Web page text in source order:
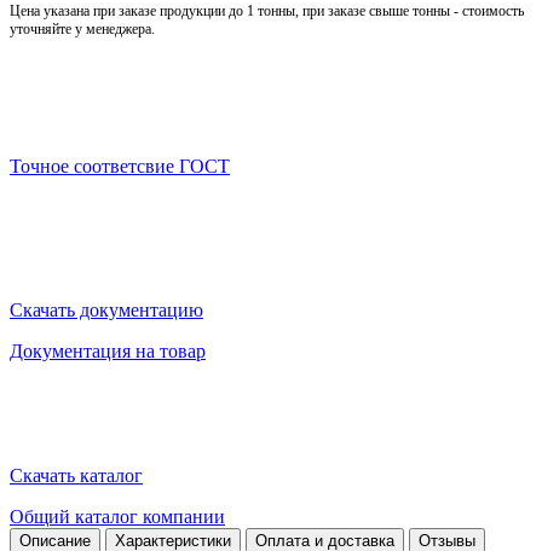
Цена указана при заказе продукции до 1 тонны, при заказе свыше тонны - стоимость
уточняйте у менеджера.
Точное соответсвие ГОСТ
Скачать документацию
Документация на товар
Скачать каталог
Общий каталог компании
Описание Характеристики Оплата и доставка Отзывы